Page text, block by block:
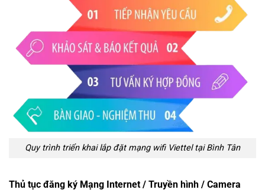
Quy trình triển khai lắp đặt mạng wifi Viettel tại Bình Tân
Thủ tục đăng ký Mạng Internet / Truyền hình / Camera